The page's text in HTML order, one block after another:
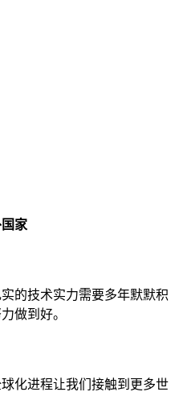
家
的技术实力需要多年默默积
做到好。
化进程让我们接触到更多世